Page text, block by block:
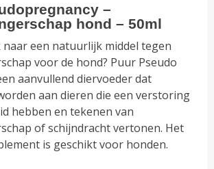
–
hond – 50ml
naar een natuurlijk middel tegen
voor de hond? Puur Pseudo
aanvullend diervoeder dat
aan dieren die een verstoring
hebben en tekenen van
of schijndracht vertonen. Het
is geschikt voor honden.